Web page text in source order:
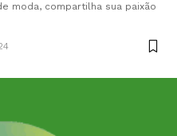
moda, compartilha sua paixão